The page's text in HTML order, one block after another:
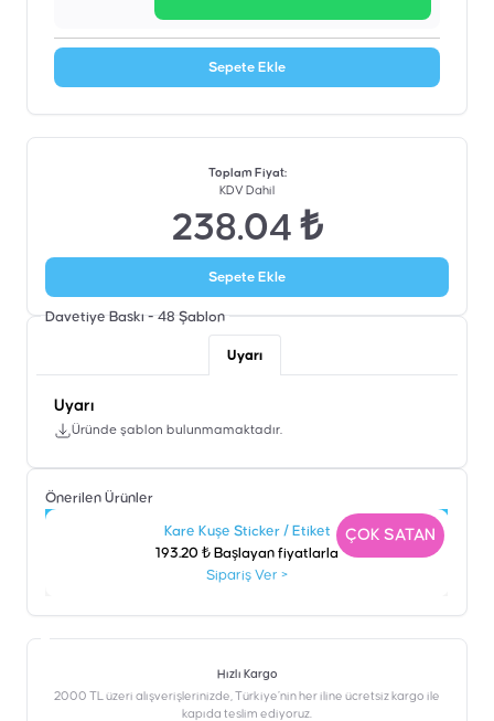
Sepete Ekle
Toplam Fiyat:
KDV Dahil
238.04 ₺
Sepete Ekle
Davetiye Baskı - 48 Şablon
Uyarı
Uyarı
Üründe şablon bulunmamaktadır.
Önerilen Ürünler
ÇOK SATAN
Kare Kuşe Sticker / Etiket
193.20 ₺ Başlayan fiyatlarla
Sipariş Ver >
Hızlı Kargo
2000 TL üzeri alışverişlerinizde, Türkiye’nin her iline ücretsiz kargo ile
kapıda teslim ediyoruz.